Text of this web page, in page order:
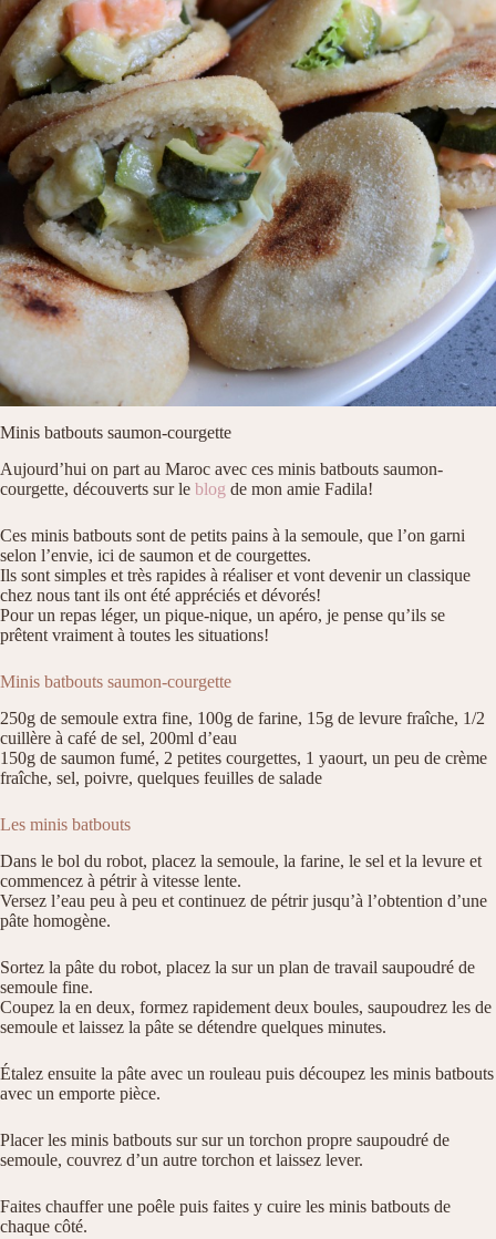
Minis batbouts saumon-courgette
Aujourd’hui on part au Maroc avec ces minis batbouts saumon-
courgette, découverts sur le blog de mon amie Fadila!
Ces minis batbouts sont de petits pains à la semoule, que l’on garni
selon l’envie, ici de saumon et de courgettes.
Ils sont simples et très rapides à réaliser et vont devenir un classique
chez nous tant ils ont été appréciés et dévorés!
Pour un repas léger, un pique-nique, un apéro, je pense qu’ils se
prêtent vraiment à toutes les situations!
Minis batbouts saumon-courgette
250g de semoule extra fine, 100g de farine, 15g de levure fraîche, 1/2
cuillère à café de sel, 200ml d’eau
150g de saumon fumé, 2 petites courgettes, 1 yaourt, un peu de crème
fraîche, sel, poivre, quelques feuilles de salade
Les minis batbouts
Dans le bol du robot, placez la semoule, la farine, le sel et la levure et
commencez à pétrir à vitesse lente.
Versez l’eau peu à peu et continuez de pétrir jusqu’à l’obtention d’une
pâte homogène.
Sortez la pâte du robot, placez la sur un plan de travail saupoudré de
semoule fine.
Coupez la en deux, formez rapidement deux boules, saupoudrez les de
semoule et laissez la pâte se détendre quelques minutes.
Étalez ensuite la pâte avec un rouleau puis découpez les minis batbouts
avec un emporte pièce.
Placer les minis batbouts sur sur un torchon propre saupoudré de
semoule, couvrez d’un autre torchon et laissez lever.
Faites chauffer une poêle puis faites y cuire les minis batbouts de
chaque côté.